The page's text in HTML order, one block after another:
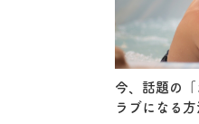
今、話題の
ラブになる